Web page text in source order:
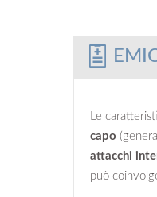
Le
capo
attacchi
può